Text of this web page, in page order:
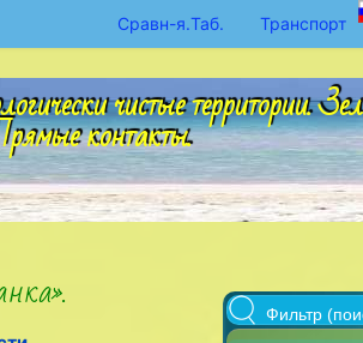
Сравн-я.Таб. Транспорт
чистые территории.
контакты.